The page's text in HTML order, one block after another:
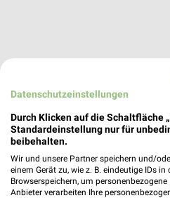
Datenschutzeinstellungen
Durch Klicken auf die Schaltfläche
Standardeinstellung nur für
beibehalten.
Wir und unsere Partner speichern und/
einem Gerät zu, wie z. B. eindeutige IDs in
Browserspeichern, um
Anbieter verarbeiten Ihre